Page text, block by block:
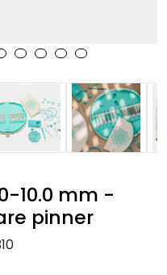
10.0 mm -
pinner